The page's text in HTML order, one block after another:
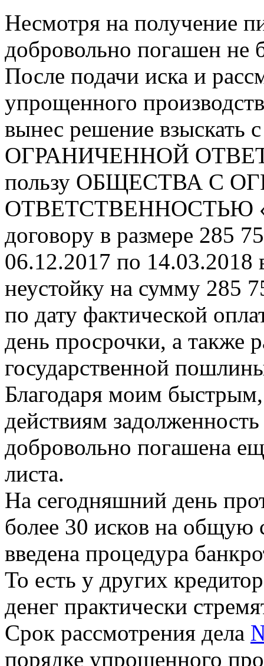
Несмотря на получение
добровольно погашен не
После подачи иска и
упрощенного
вынес решение
ОГРАНИЧЕННОЙ
пользу ОБЩЕСТВА С
ОТВЕТСТВЕННОСТЬЮ
договору в размере 285
06.12.2017 по 14.03.2018
неустойку на сумму 285
по дату фактической
день просрочки, а также
государственной
Благодаря моим
действиям
добровольно погашена
листа.
На сегодняшний день
более 30 исков на
введена процедура
То есть у других
денег практически
Срок рассмотрения дела
порядке упрощенного